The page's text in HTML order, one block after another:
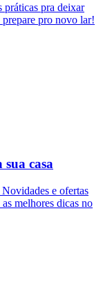
práticas pra deixar
prepare pro novo lar!
casa
e ofertas
melhores dicas no